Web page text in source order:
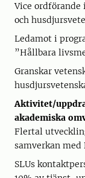
Vice
och
Ledamot i
”Hållbara
Granskar
Aktivitet/
akademiska
Flertal
samverkan med
SLUs